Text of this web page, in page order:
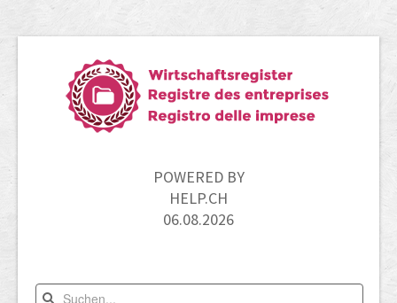
POWERED BY
HELP.CH
06.08.2026